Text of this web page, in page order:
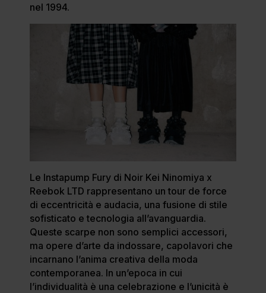
nel 1994.
Le Instapump Fury di Noir Kei Ninomiya x
Reebok LTD rappresentano un tour de force
di eccentricità e audacia, una fusione di stile
sofisticato e tecnologia all’avanguardia.
Queste scarpe non sono semplici accessori,
ma opere d’arte da indossare, capolavori che
incarnano l’anima creativa della moda
contemporanea. In un’epoca in cui
l’individualità è una celebrazione e l’unicità è